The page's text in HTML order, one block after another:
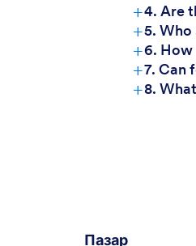
+4. Are
+5. Who
+6. How
+7. Can
+8.
Пазар